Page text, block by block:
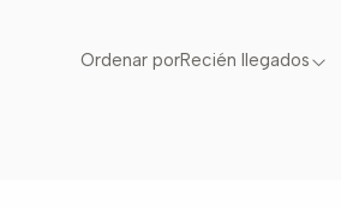
Ordenar porRecién llegados